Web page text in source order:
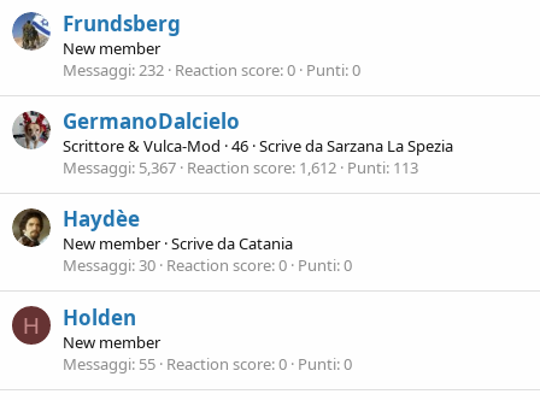
Frundsberg
New member
Messaggi 232 Reaction score 0 Punti 0
GermanoDalcielo
Scrittore & Vulca-Mod ·46 ·Scrive daSarzana La Spezia
Messaggi 5,367 Reaction score 1,612 Punti 113
Haydèe
New member ·Scrive daCatania
Messaggi 30 Reaction score 0 Punti 0
H Holden
New member
Messaggi 55 Reaction score 0 Punti 0